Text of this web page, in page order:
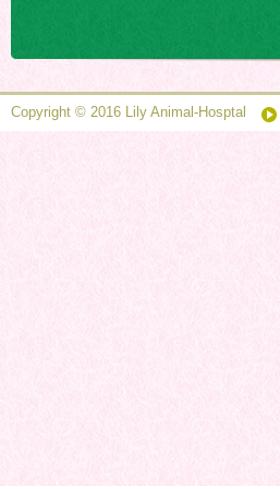
Copyright © 2016 Lily Animal-Hosptal